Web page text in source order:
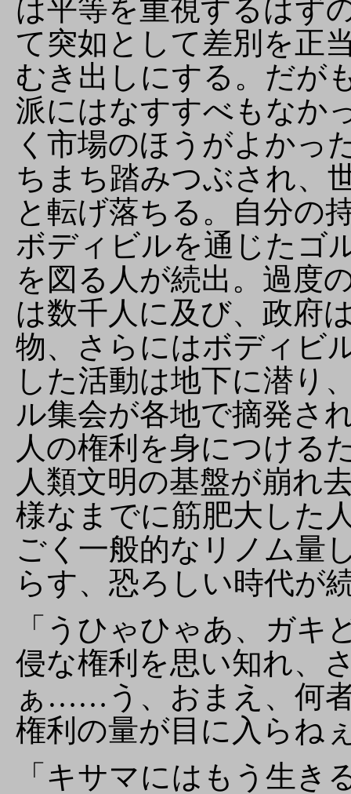
は平等を重視するはず
て突如として差別を正
むき出しにする。だが
派にはなすすべもなか
く市場のほうがよか
ちまち踏みつぶされ、
と転げ落ちる。自分の
ボディビルを通じたゴ
を図る人が続出。過度
は数千人に及び、政府
物、さらにはボディビ
した活動は地下に潜り
ル集会が各地で摘発さ
人の権利を身につける
人類文明の基盤が崩れ
様なまでに筋肥大した
ごく一般的なリノム量
らす、恐ろしい時代が
「うひゃひゃあ、ガキ
侵な権利を思い知れ、
ぁ……う、おまえ、何
権利の量が目に入らね
「キサマにはもう生